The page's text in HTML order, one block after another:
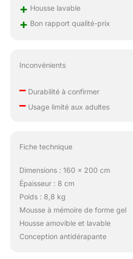
+ Housse lavable
+ Bon rapport qualité-prix
Inconvénients
–Durabilité à confirmer
–Usage limité aux adultes
Fiche technique
Dimensions : 160 x 200 cm
Épaisseur : 8 cm
Poids : 8,8 kg
Mousse à mémoire de forme gel
Housse amovible et lavable
Conception antidérapante